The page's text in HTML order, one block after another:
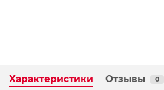
Характеристики Отзывы 0